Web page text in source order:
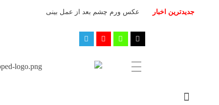
جدیدترین اخبار عکس ورم چشم بعد از عمل بینی